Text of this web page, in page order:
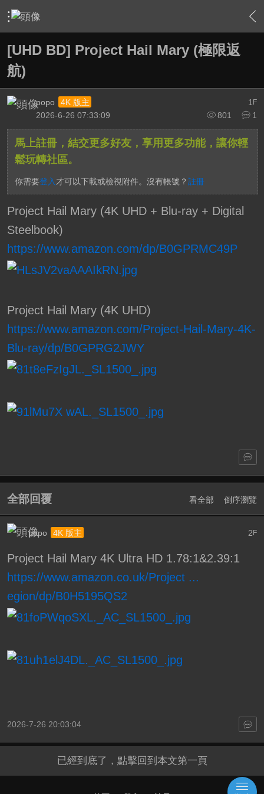
› 綜合討論區 › BD/UHD BD影片發片資訊 › 內容
[UHD BD] Project Hail Mary (極限返
航)
1 F
popo
4K 版主
801
1
2026-6-26 07:33:09
馬上註冊，結交更多好友，享用更多功能，讓你輕
鬆玩轉社區。
你需要登入 才可以下載或檢視附件。沒有帳號？ 註冊
Project Hail Mary (4K UHD + Blu-ray + Digital
Steelbook)
https://www.amazon.com/dp/B0GPRMC49P
Project Hail Mary (4K UHD)
https://www.amazon.com/Project-Hail-Mary-4K-
Blu-ray/dp/B0GPRG2JWY
全部回覆 看全部 倒序瀏覽
2F
popo 4K 版主
Project Hail Mary 4K Ultra HD 1.78:1&2.39:1
https://www.amazon.co.uk/Project ...
egion/dp/B0H5195QS2
2026-7-26 20:03:04
已經到底了，點擊回到本文第一頁